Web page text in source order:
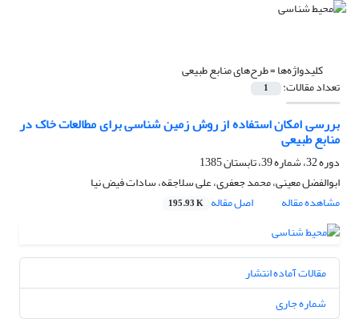
کلیدواژه‌ها =طرح‌های منابع طبیعی
تعداد مقالات: 1
بررسی امکان استفاده از روش زمین شناسی برای مطالعات خاک در
منابع طبیعی
دوره 32، شماره 39، تابستان 1385
ابوالفضل معینی، محمد جعفری، علی سلاجقه، سادات فیض نیا
مشاهده مقاله
اصل مقاله 195.93 K
مقالات آماده انتشار
شماره جاری